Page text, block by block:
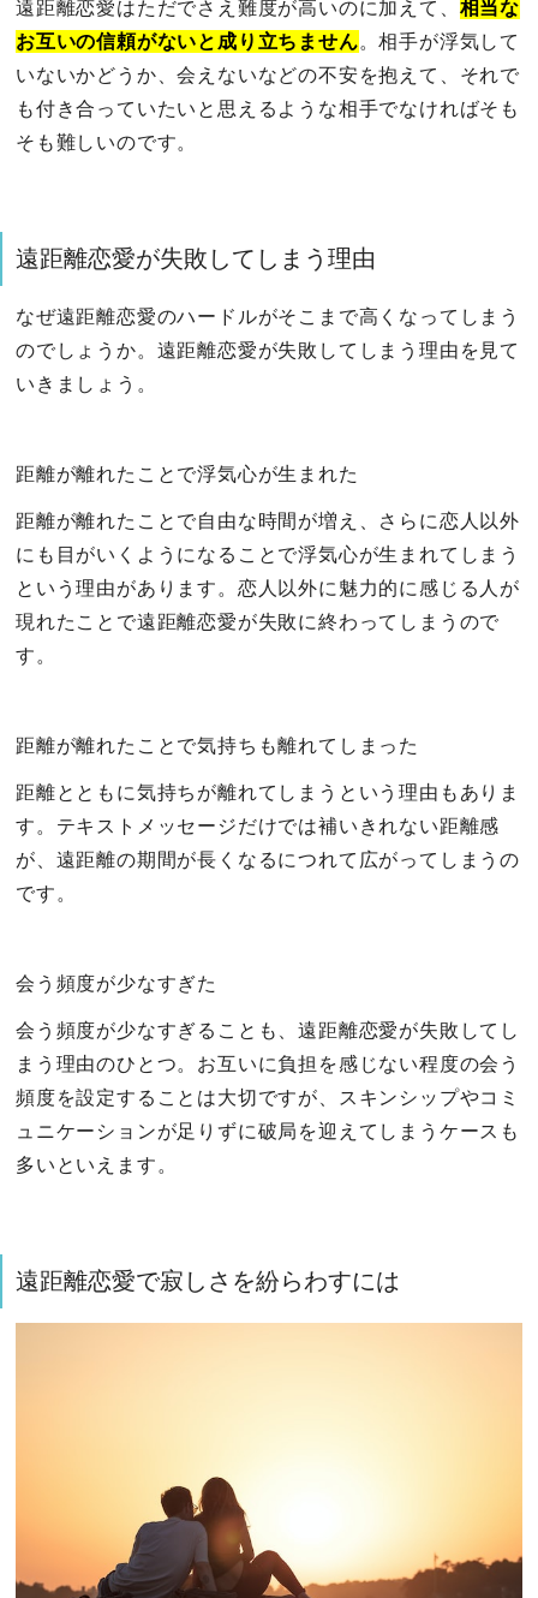
遠距離恋愛はただでさえ難度が高いのに加えて、 相当な
お互いの信頼がないと成り立ちません。相手が浮気して
いないかどうか、会えないなどの不安を抱えて、それで
も付き合っていたいと思えるような相手でなければそも
そも難しいのです。
遠距離恋愛が失敗してしまう理由
なぜ遠距離恋愛のハードルがそこまで高くなってしまう
のでしょうか。遠距離恋愛が失敗してしまう理由を見て
いきましょう。
距離が離れたことで浮気心が生まれた
距離が離れたことで自由な時間が増え、さらに恋人以外
にも目がいくようになることで浮気心が生まれてしまう
という理由があります。恋人以外に魅力的に感じる人が
現れたことで遠距離恋愛が失敗に終わってしまうので
す。
距離が離れたことで気持ちも離れてしまった
距離とともに気持ちが離れてしまうという理由もありま
す。テキストメッセージだけでは補いきれない距離感
が、遠距離の期間が長くなるにつれて広がってしまうの
です。
会う頻度が少なすぎた
会う頻度が少なすぎることも、遠距離恋愛が失敗してし
まう理由のひとつ。お互いに負担を感じない程度の会う
頻度を設定することは大切ですが、スキンシップやコミ
ュニケーションが足りずに破局を迎えてしまうケースも
多いといえます。
遠距離恋愛で寂しさを紛らわすには